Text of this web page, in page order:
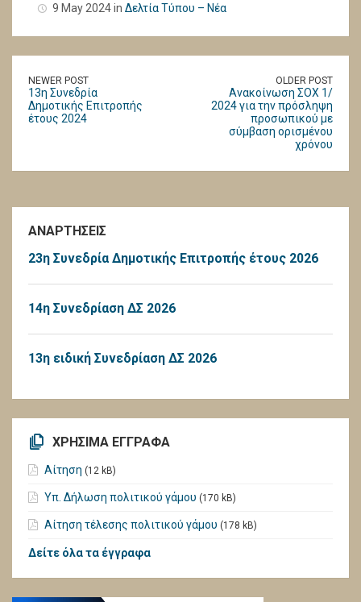
9 May 2024 in Δελτία Τύπου – Νέα
NEWER POST
13η Συνεδρία
Δημοτικής Επιτροπής
έτους 2024
OLDER POST
Ανακοίνωση ΣΟΧ 1/
2024 για την πρόσληψη
προσωπικού με
σύμβαση ορισμένου
χρόνου
ΑΝΑΡΤΗΣΕΙΣ
23η Συνεδρία Δημοτικής Επιτροπής έτους 2026
14η Συνεδρίαση ΔΣ 2026
13η ειδική Συνεδρίαση ΔΣ 2026
ΧΡΗΣΙΜΑ ΕΓΓΡΑΦΑ
Αίτηση (12 kB)
Υπ. Δήλωση πολιτικού γάμου (170 kB)
Αίτηση τέλεσης πολιτικού γάμου (178 kB)
Δείτε όλα τα έγγραφα